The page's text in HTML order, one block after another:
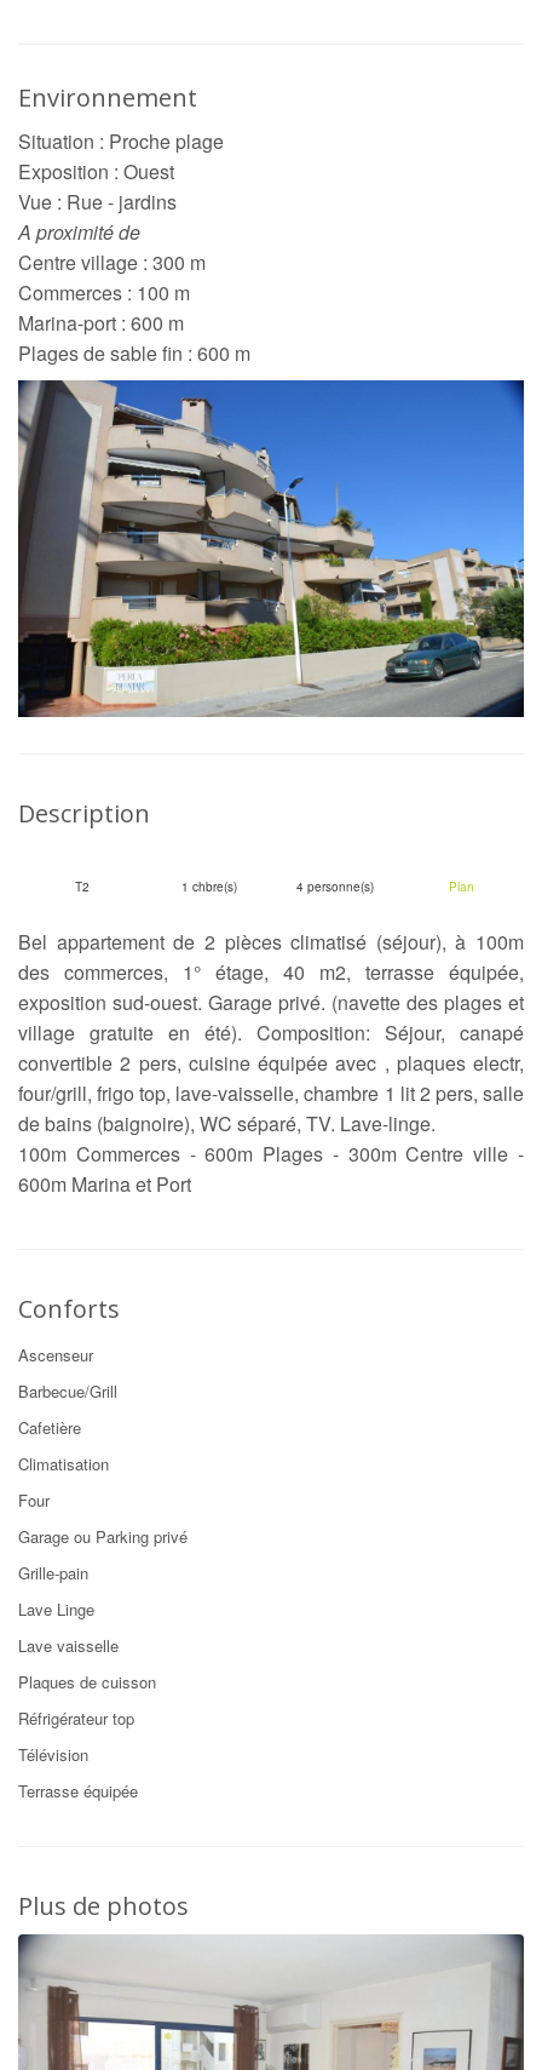
Environnement
Situation : Proche plage
Exposition : Ouest
Vue : Rue - jardins
A proximité de
Centre village : 300 m
Commerces : 100 m
Marina-port : 600 m
Plages de sable fin : 600 m
Description
T2 1 chbre(s) 4 personne(s) Plan
Bel appartement de 2 pièces climatisé (séjour), à 100m
des commerces, 1° étage, 40 m2, terrasse équipée,
exposition sud-ouest. Garage privé. (navette des plages et
village gratuite en été). Composition: Séjour, canapé
convertible 2 pers, cuisine équipée avec , plaques electr,
four/grill, frigo top, lave-vaisselle, chambre 1 lit 2 pers, salle
de bains (baignoire), WC séparé, TV. Lave-linge.
100m Commerces - 600m Plages - 300m Centre ville -
600m Marina et Port
Conforts
Ascenseur
Barbecue/Grill
Cafetière
Climatisation
Four
Garage ou Parking privé
Grille-pain
Lave Linge
Lave vaisselle
Plaques de cuisson
Réfrigérateur top
Télévision
Terrasse équipée
Plus de photos